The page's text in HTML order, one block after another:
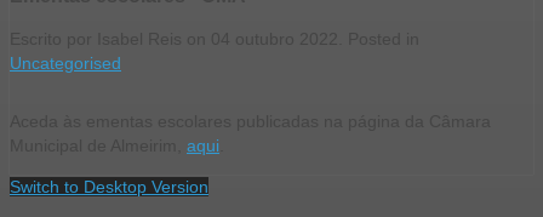
Uncategorised
aqui
Switch to Desktop Version